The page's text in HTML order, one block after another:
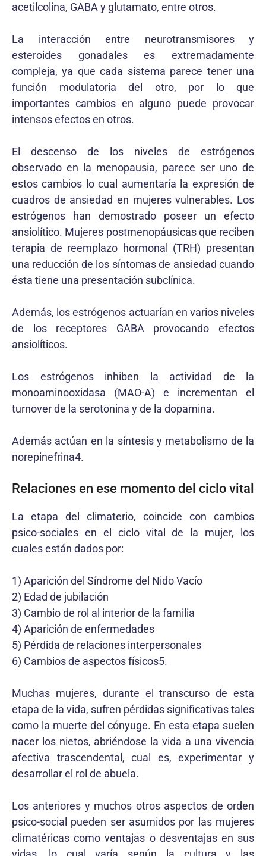
acetilcolina, GABA y glutamato, entre otros.
La interacción entre neurotransmisores y
esteroides gonadales es extremadamente
compleja, ya que cada sistema parece tener una
función modulatoria del otro, por lo que
importantes cambios en alguno puede provocar
intensos efectos en otros.
El descenso de los niveles de estrógenos
observado en la menopausia, parece ser uno de
estos cambios lo cual aumentaría la expresión de
cuadros de ansiedad en mujeres vulnerables. Los
estrógenos han demostrado poseer un efecto
ansiolítico. Mujeres postmenopáusicas que reciben
terapia de reemplazo hormonal (TRH) presentan
una reducción de los síntomas de ansiedad cuando
ésta tiene una presentación subclínica.
Además, los estrógenos actuarían en varios niveles
de los receptores GABA provocando efectos
ansiolíticos.
Los estrógenos inhiben la actividad de la
monoaminooxidasa (MAO-A) e incrementan el
turnover de la serotonina y de la dopamina.
Además actúan en la síntesis y metabolismo de la
norepinefrina4.
Relaciones en ese momento del ciclo vital
La etapa del climaterio, coincide con cambios
psico-sociales en el ciclo vital de la mujer, los
cuales están dados por:
1) Aparición del Síndrome del Nido Vacío
2) Edad de jubilación
3) Cambio de rol al interior de la familia
4) Aparición de enfermedades
5) Pérdida de relaciones interpersonales
6) Cambios de aspectos físicos5.
Muchas mujeres, durante el transcurso de esta
etapa de la vida, sufren pérdidas significativas tales
como la muerte del cónyuge. En esta etapa suelen
nacer los nietos, abriéndose la vida a una vivencia
afectiva trascendental, cual es, experimentar y
desarrollar el rol de abuela.
Los anteriores y muchos otros aspectos de orden
psico-social pueden ser asumidos por las mujeres
climatéricas como ventajas o desventajas en sus